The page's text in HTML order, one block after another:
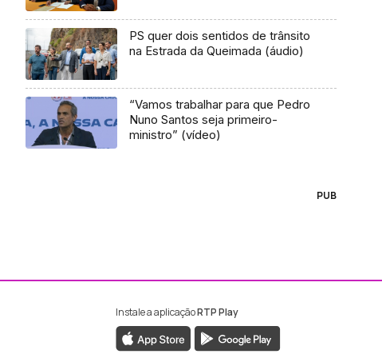
PS quer dois sentidos de trânsito
na Estrada da Queimada (áudio)
“Vamos trabalhar para que Pedro
Nuno Santos seja primeiro-
ministro” (vídeo)
PUB
da RTP Madeira
Instagram da RTP Madeira
Instale a aplicaçãoRTP Play